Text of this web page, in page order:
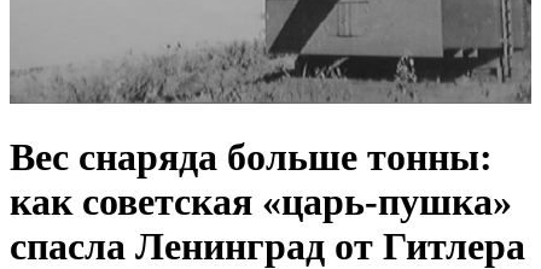
Вес снаряда больше тонны:
как советская «царь-пушка»
спасла Ленинград от Гитлера